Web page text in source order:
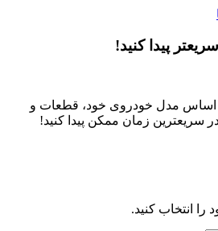
پیدا کنید!
اساس مدل خودروی خود، قطعات و
سریعترین زمان ممکن پیدا کنید!
را انتخاب کنید.